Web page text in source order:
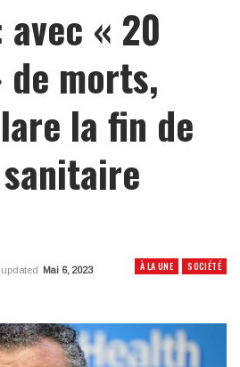
avec « 20
morts,
la fin de
À LA UNE SOCIÉTÉ
updated Mai 6, 2023